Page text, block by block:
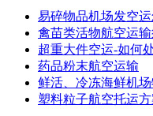
易碎物品机场发空
禽苗类活物航空运
超重大件空运-如何
药品粉末航空运输
鲜活、冷冻海鲜机
塑料粒子航空托运方